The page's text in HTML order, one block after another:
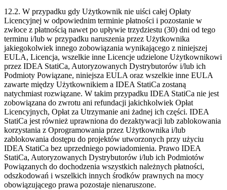
12.2. W przypadku gdy Użytkownik nie uiści całej Opłaty
Licencyjnej w odpowiednim terminie płatności i pozostanie w
zwłoce z płatnością nawet po upływie trzydziestu (30) dni od tego
terminu i/lub w przypadku naruszenia przez Użytkownika
jakiegokolwiek innego zobowiązania wynikającego z niniejszej
EULA, Licencja, wszelkie inne Licencje udzielone Użytkownikowi
przez IDEA StatiCa, Autoryzowanych Dystrybutorów i/lub ich
Podmioty Powiązane, niniejsza EULA oraz wszelkie inne EULA
zawarte między Użytkownikiem a IDEA StatiCa zostaną
natychmiast rozwiązane. W takim przypadku IDEA StatiCa nie jest
zobowiązana do zwrotu ani refundacji jakichkolwiek Opłat
Licencyjnych, Opłat za Utrzymanie ani żadnej ich części. IDEA
StatiCa jest również uprawniona do dezaktywacji lub zablokowania
korzystania z Oprogramowania przez Użytkownika i/lub
zablokowania dostępu do projektów utworzonych przy użyciu
IDEA StatiCa bez uprzedniego powiadomienia. Prawo IDEA
StatiCa, Autoryzowanych Dystrybutorów i/lub ich Podmiotów
Powiązanych do dochodzenia wszystkich należnych płatności,
odszkodowań i wszelkich innych środków prawnych na mocy
obowiązującego prawa pozostaje nienaruszone.